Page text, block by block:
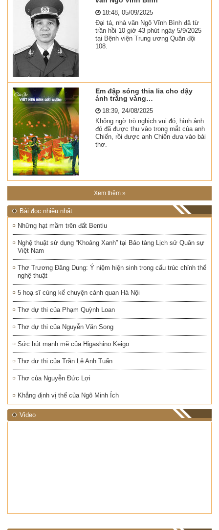
18:48, 05/09/2025
Đại tá, nhà văn Ngô Vĩnh Bình đã từ
trần hồi 10 giờ 43 phút ngày 5/9/2025
tại Bệnh viện Trung ương Quân đội
108.
Em đập sóng thia lia cho dậy
ánh trăng vàng…
18:39, 24/08/2025
Không ngờ trò nghịch vui đó, hình ảnh
đó đã được thu vào trong mắt của anh
Chiến, rồi được anh Chiến đưa vào bài
thơ.
Xem thêm »
Bài đọc nhiều nhất
Những hạt mầm trên đất Bentiu
Nghệ thuật sử dụng “Khoảng Xanh” tại Bảo tàng Lịch sử Quân sự
Việt Nam
Thơ Trương Đăng Dung: Ý niệm hiện sinh trong cấu trúc chỉnh thể
nghệ thuật
5 hoạ sĩ cùng kể chuyện cảnh quan Hà Nội
Thơ dự thi của Phạm Quỳnh Loan
Thơ dự thi của Nguyễn Văn Song
Sức hút mạnh mẽ của Higashino Keigo
Thơ dự thi của Trần Lê Anh Tuấn
Thơ của Nguyễn Đức Lợi
Khẳng định vị thế của Ngô Minh Ích
Video